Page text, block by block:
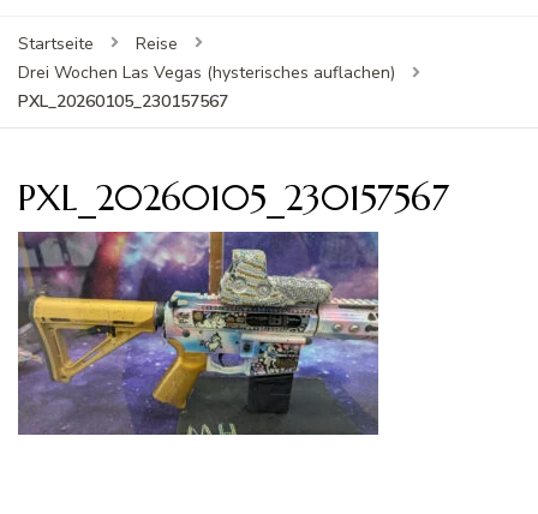
Startseite
Reise
Drei Wochen Las Vegas (hysterisches auflachen)
PXL_20260105_230157567
PXL_20260105_230157567